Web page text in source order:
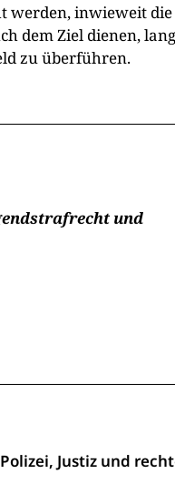
werden, inwieweit
dem Ziel dienen,
zu überführen.
und
Justiz und